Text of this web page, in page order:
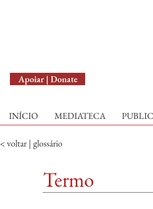
Apoiar | Donate
INÍCIO MEDIATECA
< voltar | glossário
Termo